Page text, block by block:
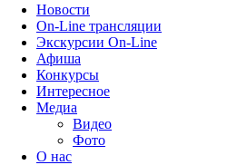
Новости
On-Line трансляции
Экскурсии On-Line
Афиша
Конкурсы
Интересное
Медиа
Видео
Фото
О нас